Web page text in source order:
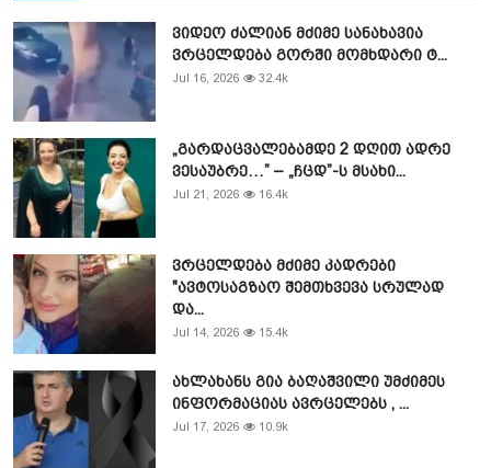
ვიდეო ძალიან მძიმე სანახავია
ვრცელდება გორში მომხდარი ტ...
Jul 16, 2026 32.4k
„გარდაცვალებამდე 2 დღით ადრე
ვესაუბრე…” – „ჩცდ”-ს მსახი...
Jul 21, 2026 16.4k
ვრცელდება მძიმე კადრები
"ავტოსაგზაო შემთხვევა სრულად
და...
Jul 14, 2026 15.4k
ახლახანს გია ბაღაშვილი უმძიმეს
ინფორმაციას ავრცელებს , ...
Jul 17, 2026 10.9k